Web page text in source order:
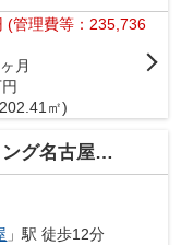
(管理費等：235,736
月
㎡)
ロン系おすすめ 】
」駅 徒歩12分